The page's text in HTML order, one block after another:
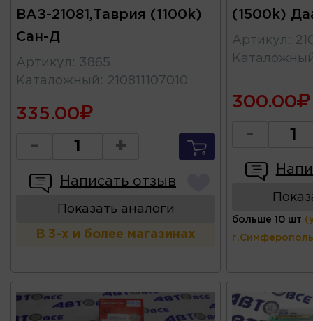
ВАЗ-21081,Таврия (1100k)
Сан-Д
Артикул : 3865
Каталожный : 210811107010
335.00
- +
Написать отзыв
Показать аналоги
В 3-х и более магазинах
(1500k)
Артикул :
300.00
-
больше 10 шт